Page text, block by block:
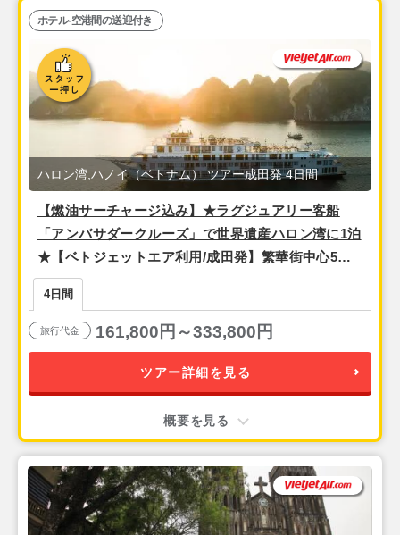
【燃油サーチャージ込み】★ラグジュアリー客船
「アンバサダークルーズ」で世界遺産ハロン湾に1泊
★【ベトジェットエア利用/成田発】繁華街中心5つ
星★ベッド2台の事前確約可能！『メリアハノイ（デ
ラックスツイン）』宿泊ハノイ2泊4日
ハロン湾,ハノイ（ベトナム） ツアー成田発 4日間
ホテル-空港間の送迎付き
4日間
旅行代金 161,800円～333,800円
ツアー詳細を見る
概要を見る